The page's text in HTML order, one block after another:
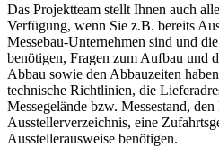
Das Projektteam stellt Ihnen auch
Verfügung, wenn Sie z.B. bereits
Messebau-Unternehmen sind und
benötigen, Fragen zum Aufbau und
Abbau sowie den Abbauzeiten
technische Richtlinien, die
Messegelände bzw. Messestand,
Ausstellerverzeichnis, eine
Ausstellerausweise benötigen.